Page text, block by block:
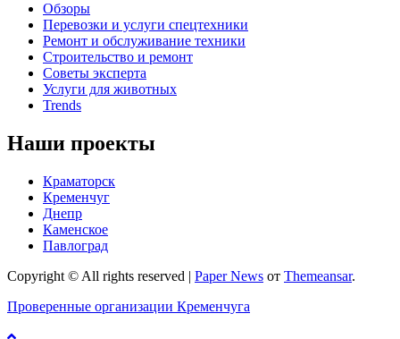
Обзоры
Перевозки и услуги спецтехники
Ремонт и обслуживание техники
Строительство и ремонт
Советы эксперта
Услуги для животных
Trends
Наши проекты
Краматорск
Кременчуг
Днепр
Каменское
Павлоград
Copyright © All rights reserved | Paper News от Themeansar.
Проверенные организации Кременчуга